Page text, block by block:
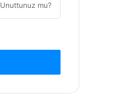
Unuttunuz mu?